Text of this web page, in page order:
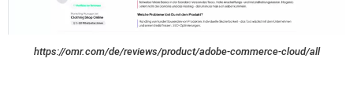
https://omr.com/de/reviews/product/adobe-commerce-cloud/all